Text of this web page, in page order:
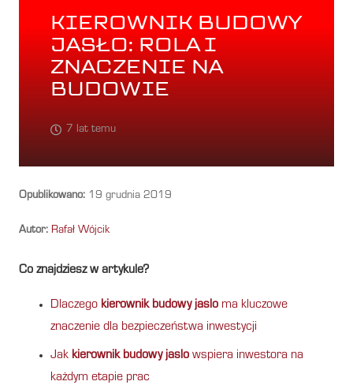
KIEROWNIK BUDOWY
JASŁO: ROLA I
ZNACZENIE NA
BUDOWIE
7 lat temu
Opublikowano: 19 grudnia 2019
Autor: Rafał Wójcik
Co znajdziesz w artykule?
Dlaczego kierownik budowy jaslo ma kluczowe
znaczenie dla bezpieczeństwa inwestycji
Jak kierownik budowy jaslo wspiera inwestora na
każdym etapie prac